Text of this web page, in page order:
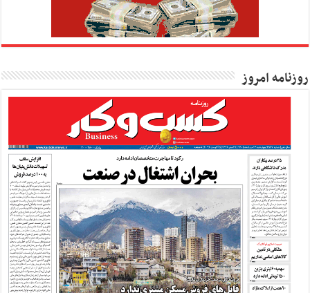
روزنامه امروز